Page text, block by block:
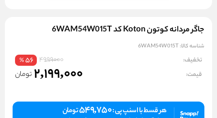
جاگر مردانه کوتون Koton کد 6WAM54W015T
شناسه کالا:6WAM54W015T
تخفیف: 4999000
56
%
قیمت: 2,199,000 تومان
هر قسط با اسنپ پی :549,750تومان